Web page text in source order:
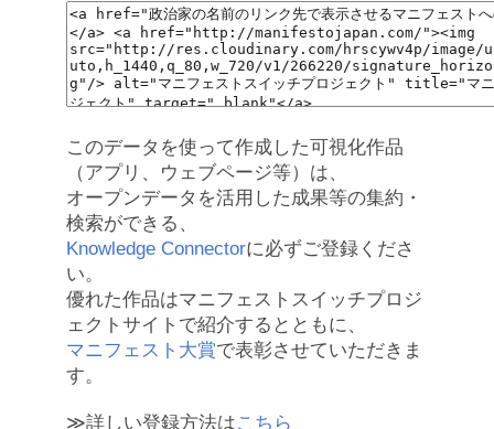
このデータを使って作成した可視化作品
（アプリ、ウェブページ等）は、
オープンデータを活用した成果等の集約・
検索ができる、
Knowledge Connectorに必ずご登録くださ
い。
優れた作品はマニフェストスイッチプロジ
ェクトサイトで紹介するとともに、
マニフェスト大賞で表彰させていただきま
す。
≫詳しい登録方法はこちら